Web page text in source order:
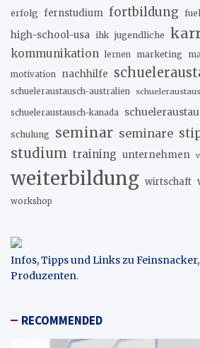
erfolg fernstudium fortbildung
high-school-usa ihk jugendliche
kommunikation lernen marketing
motivation nachhilfe
schueleraustausch-australien
schueleraustausch-kanada
schulung seminar seminare
studium training unternehmen
weiterbildung wirtschaft
workshop
Infos, Tipps und Links zu
Produzenten.
RECOMMENDED